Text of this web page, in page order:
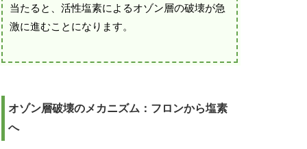
当たると、活性塩素によるオゾン層の破壊が急
激に進むことになります。
オゾン層破壊のメカニズム：フロンから塩素
へ